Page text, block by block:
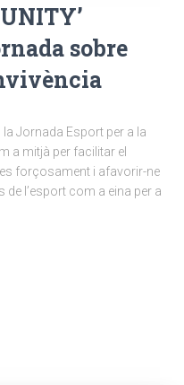
sobre
Jornada Esport per a la
a mitjà per facilitar el
forçosament i afavorir-ne
de l’esport com a eina per a